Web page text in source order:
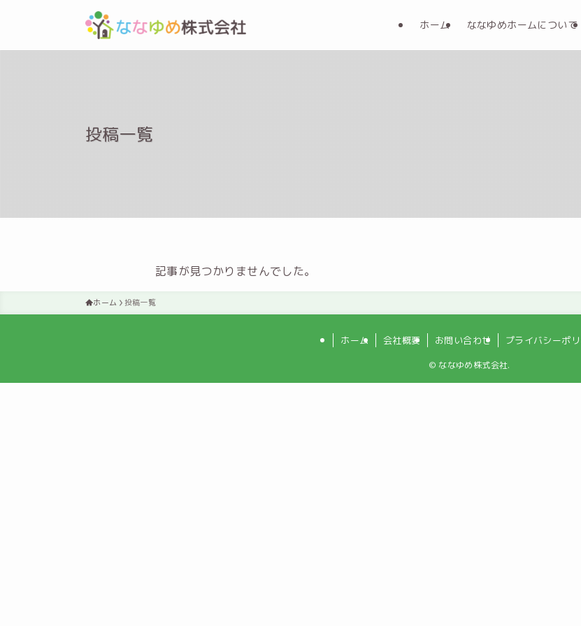
ホーム ななゆめホームについて
投稿一覧
記事が見つかりませんでした。
ホーム 投稿一覧
ホーム 会社概要 お問い合わせ プライバシーポ
© ななゆめ株式会社.